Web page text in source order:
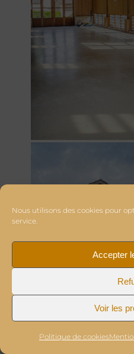
Nous utilisons des cookies pour
service.
Accepter
Voir les
Politique de cookies